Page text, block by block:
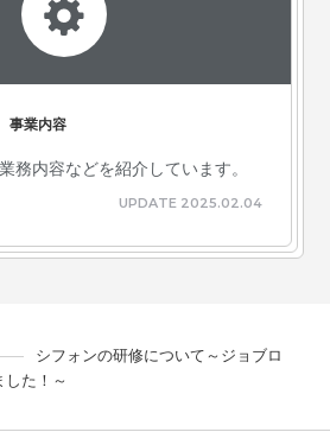
事業内容
務内容などを紹介しています。
UPDATE 2025.02.04
シフォンの研修について～ジョブロ
た！～